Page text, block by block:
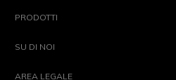
PRODOTTI
SU DI NOI
AREA LEGALE